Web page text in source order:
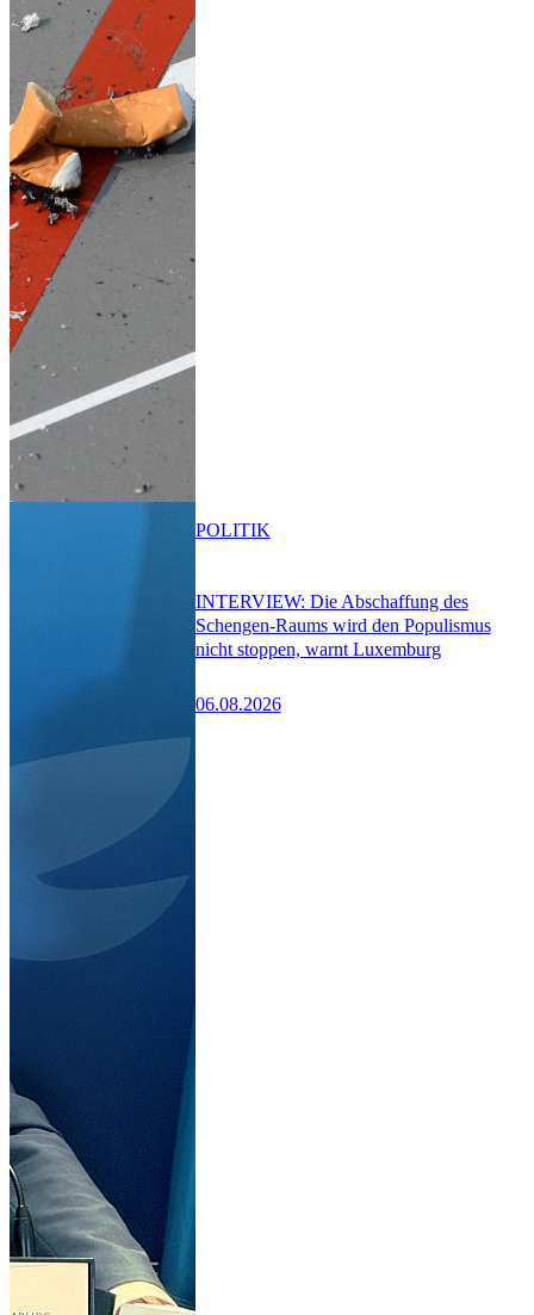
INTERVIEW: Die Abschaffung des
Schengen-Raums wird den Populismus
nicht stoppen, warnt Luxemburg
06.08.2026
POLITIK